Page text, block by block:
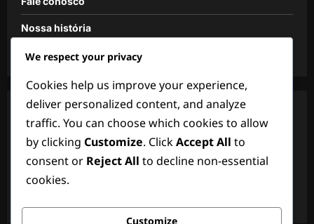
Nossa história
Política de cookies
Categorias
Posições de Defesa
Posições de Guarda-Redes
We respect your privacy
Cookies help us improve your experience,
deliver personalized content, and analyze
traffic. You can choose which cookies to allow
by clicking Customize. ClickAccept All to
consent or Reject All to decline non-essential
cookies.
Customize